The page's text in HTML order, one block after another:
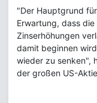
"Der Hauptgrund
Erwartung, dass
Zinserhöhungen
damit beginnen
wieder zu senken",
der großen US-